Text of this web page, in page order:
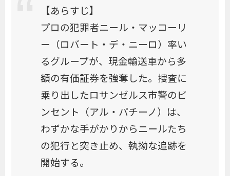
【あらすじ】
プロの犯罪者ニール・マッコーリ
ー（ロバート・デ・ニーロ）率い
るグループが、現金輸送車から多
額の有価証券を強奪した。捜査に
乗り出したロサンゼルス市警のビ
ンセント（アル・パチーノ）は、
わずかな手がかりからニールたち
の犯行と突き止め、執拗な追跡を
開始する。